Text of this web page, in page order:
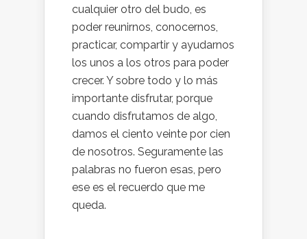
cualquier otro del budo, es
poder reunirnos, conocernos,
practicar, compartir y ayudarnos
los unos a los otros para poder
crecer. Y sobre todo y lo más
importante disfrutar, porque
cuando disfrutamos de algo,
damos el ciento veinte por cien
de nosotros. Seguramente las
palabras no fueron esas, pero
ese es el recuerdo que me
queda.